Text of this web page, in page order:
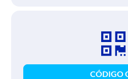
CÓDIGO